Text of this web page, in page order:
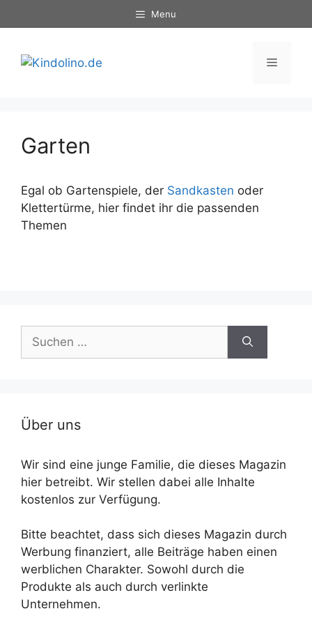
Inhalt
Menu
Menü
Garten
Egal ob Gartenspiele, der Sandkasten oder
Klettertürme, hier findet ihr die passenden
Themen
nach:
Über uns
Wir sind eine junge Familie, die dieses Magazin
hier betreibt. Wir stellen dabei alle Inhalte
kostenlos zur Verfügung.
Bitte beachtet, dass sich dieses Magazin durch
Werbung finanziert, alle Beiträge haben einen
werblichen Charakter. Sowohl durch die
Produkte als auch durch verlinkte
Unternehmen.